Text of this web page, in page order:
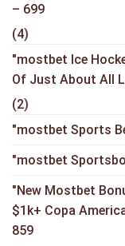
– 699
(4)
"mostbet Ice
Of Just About All
(2)
"mostbet Sports
"mostbet
"New Mostbet
$1k+ Copa
859